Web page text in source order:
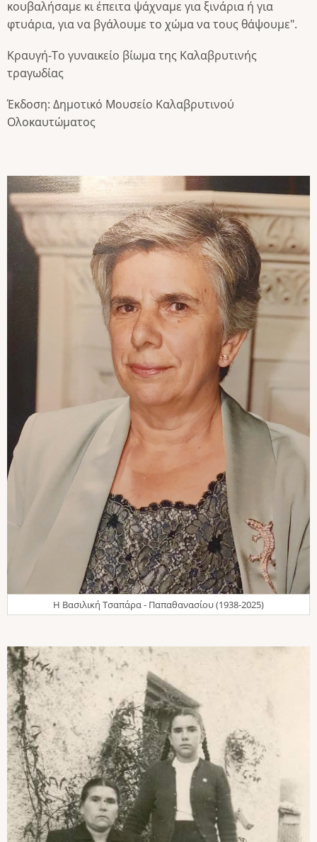
κουβαλήσαμε κι έπειτα ψάχναμε για ξινάρια ή για
φτυάρια, για να βγάλουμε το χώμα να τους θάψουμε".
Κραυγή-Το γυναικείο βίωμα της Καλαβρυτινής
τραγωδίας
Έκδοση: Δημοτικό Μουσείο Καλαβρυτινού
Ολοκαυτώματος
H Βασιλική Τσαπάρα - Παπαθανασίου (1938-2025)